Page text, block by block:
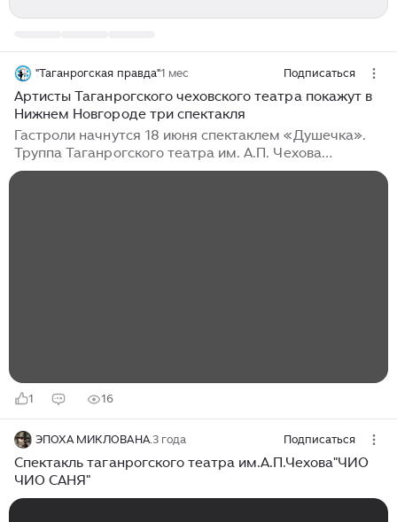
"Таганрогская правда"1 мес Подписаться
Артисты Таганрогского чеховского театра покажут в
Нижнем Новгороде три спектакля
Гастроли начнутся 18 июня спектаклем «Душечка».
Труппа Таганрогского театра им. А.П. Чехова
продолжает свой гастрольный тур. После Волгограда
1 16
ЭПОХА МИКЛОВАНА.3 года Подписаться
Спектакль таганрогского театра им.А.П.Чехова"ЧИО
ЧИО САНЯ"